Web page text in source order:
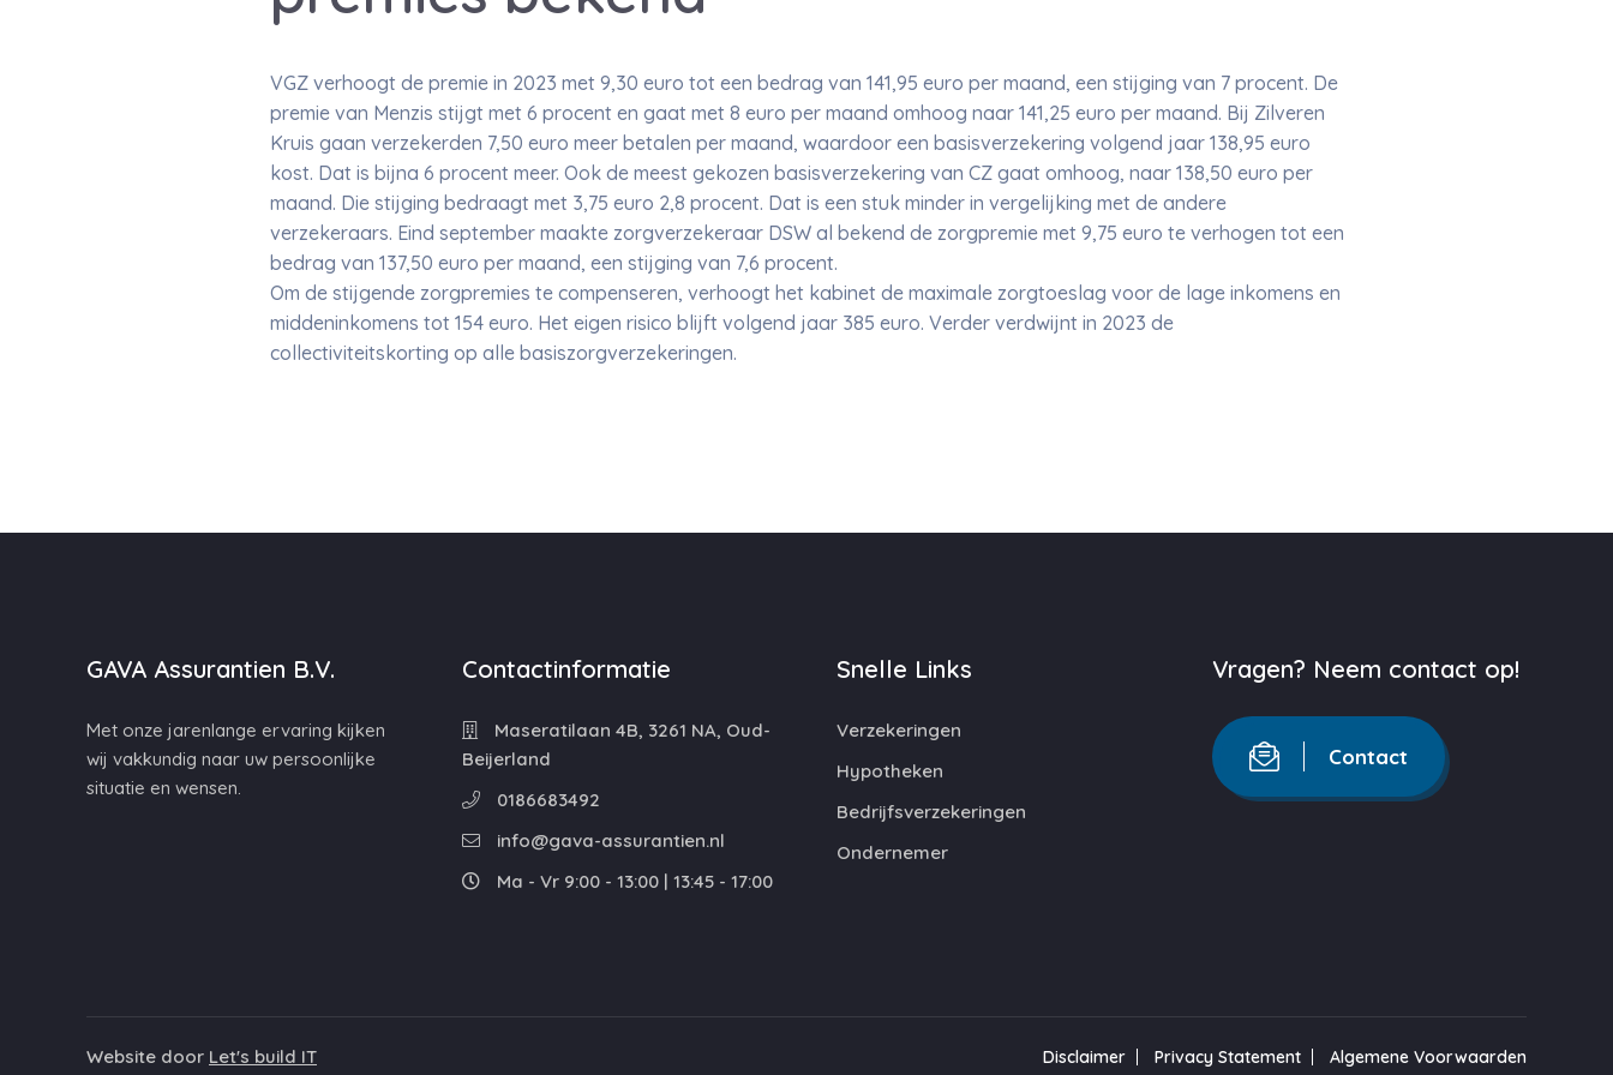
VGZ verhoogt de premie in 2023 met 9,30 euro tot een bedrag van 141,95 euro per maand, een stijging van 7 procent. De
premie van Menzis stijgt met 6 procent en gaat met 8 euro per maand omhoog naar 141,25 euro per maand. Bij Zilveren
Kruis gaan verzekerden 7,50 euro meer betalen per maand, waardoor een basisverzekering volgend jaar 138,95 euro
kost. Dat is bijna 6 procent meer. Ook de meest gekozen basisverzekering van CZ gaat omhoog, naar 138,50 euro per
maand. Die stijging bedraagt met 3,75 euro 2,8 procent. Dat is een stuk minder in vergelijking met de andere
verzekeraars. Eind september maakte zorgverzekeraar DSW al bekend de zorgpremie met 9,75 euro te verhogen tot een
bedrag van 137,50 euro per maand, een stijging van 7,6 procent.
Om de stijgende zorgpremies te compenseren, verhoogt het kabinet de maximale zorgtoeslag voor de lage inkomens en
middeninkomens tot 154 euro. Het eigen risico blijft volgend jaar 385 euro. Verder verdwijnt in 2023 de
collectiviteitskorting op alle basiszorgverzekeringen.
GAVA Assurantien B.V.
Met onze jarenlange ervaring kijken
wij vakkundig naar uw persoonlijke
situatie en wensen.
Contactinformatie
Maseratilaan 4B, 3261 NA, Oud-
Beijerland
0186683492
info@gava-assurantien.nl
Ma - Vr 9:00 - 13:00 | 13:45 - 17:00
Snelle Links
Verzekeringen
Hypotheken
Bedrijfsverzekeringen
Ondernemer
Vragen? Neem contact op!
Contact
Website door Let's build IT Disclaimer Privacy Statement Algemene Voorwaarden